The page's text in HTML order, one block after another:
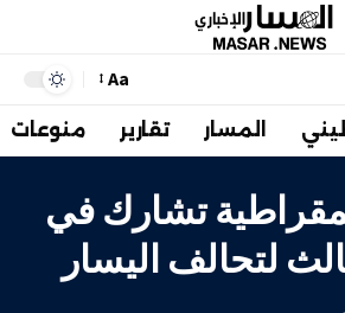
Aa
المسار تقارير منوعات
تشارك في
لتحالف اليسار